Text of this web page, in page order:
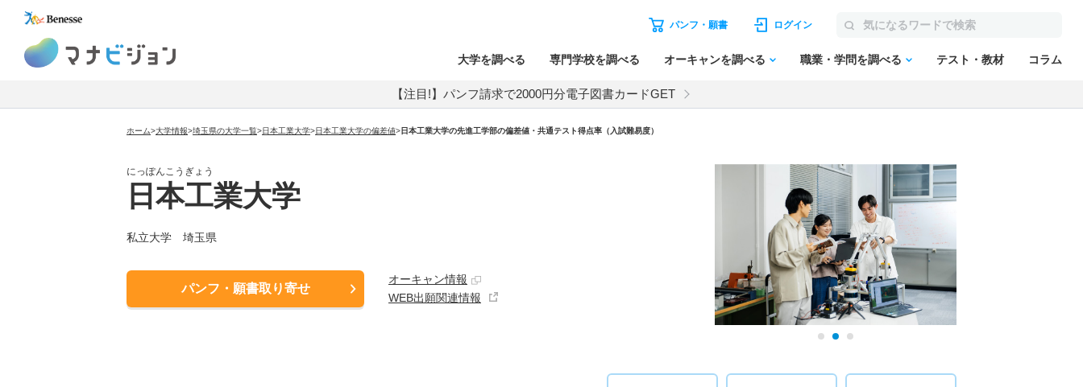
パンフ・願書 ログイン
大学を調べる 専門学校を調べる オーキャンを調べる 職業・学問を調べる テスト・教材 コラム
【注目!】パンフ請求で2000円分電子図書カードGET
ホーム>大学情報>埼玉県の大学一覧>日本工業大学>日本工業大学の偏差値>日本工業大学の先進工学部の偏差値・共通テスト得点率（入試難易度）
にっぽんこうぎょう
日本工業大学
私立大学 埼玉県
パンフ・願書取り寄せ
オーキャン情報
WEB出願関連情報